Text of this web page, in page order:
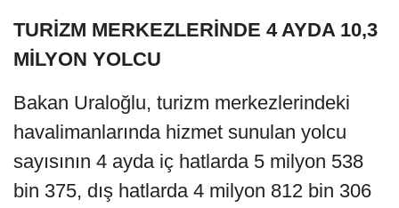
TURİZM MERKEZLERİNDE 4 AYDA 10,3
MİLYON YOLCU
Bakan Uraloğlu, turizm merkezlerindeki
havalimanlarında hizmet sunulan yolcu
sayısının 4 ayda iç hatlarda 5 milyon 538
bin 375, dış hatlarda 4 milyon 812 bin 306